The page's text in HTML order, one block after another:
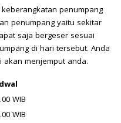
penumpang
penumpang yaitu sekitar
saja bergeser sesuai
di hari tersebut. Anda
menjemput anda.
WIB
WIB